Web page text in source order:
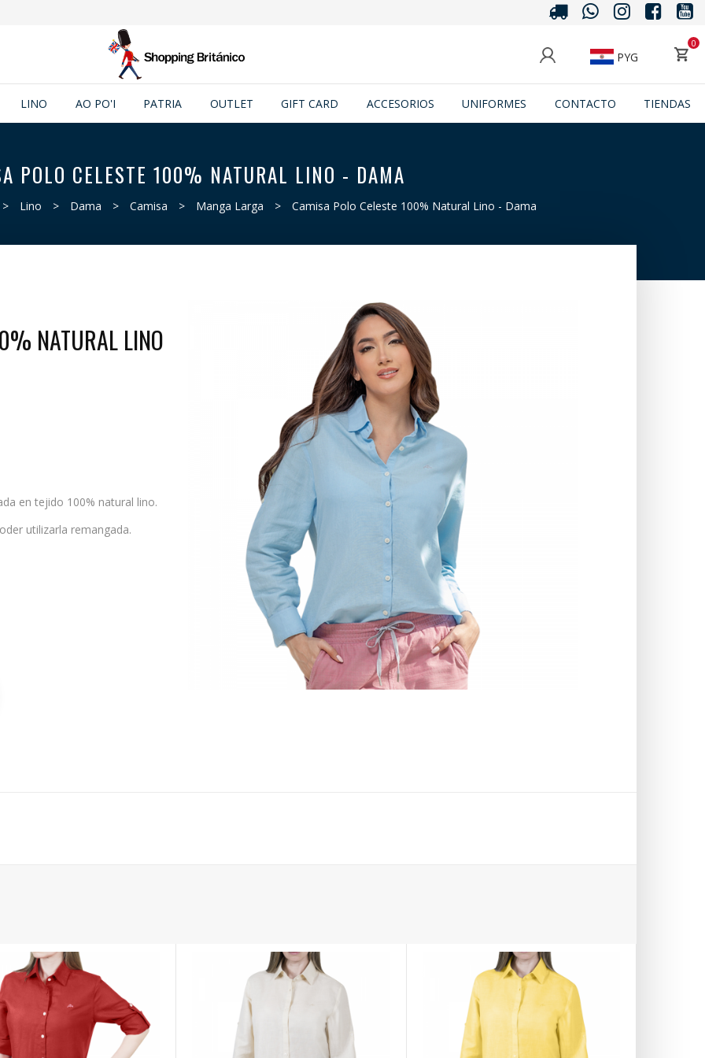
PYG
0
LINO AO PO'I PATRIA OUTLET GIFT CARD ACCESORIOS UNIFORMES CONTACTO TIENDAS
POLO CELESTE 100% NATURAL LINO - DAMA
> Lino > Dama > Camisa > Manga Larga > Camisa Polo Celeste 100% Natural Lino - Dama
NATURAL LINO
en tejido 100% natural lino.
utilizarla remangada.